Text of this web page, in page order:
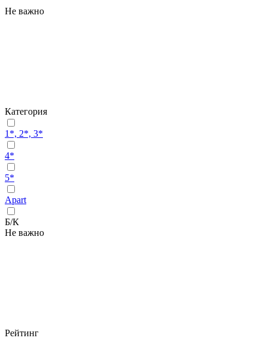
Не важно
Категория
1*, 2*, 3*
4*
5*
Apart
Б/К
Не важно
Рейтинг